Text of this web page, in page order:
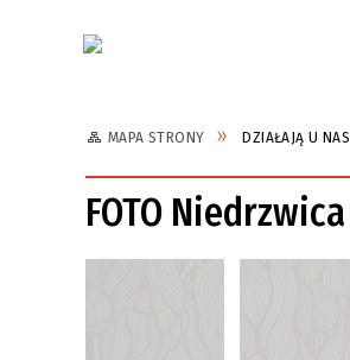
MAPA STRONY DZIAŁAJĄ U NAS
FOTO Niedrzwica